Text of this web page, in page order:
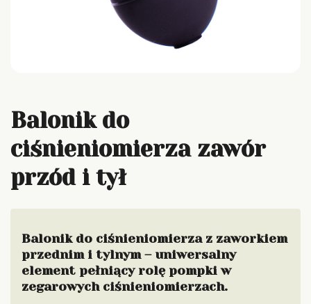
Balonik do
ciśnieniomierza zawór
przód i tył
Balonik do ciśnieniomierza z zaworkiem
przednim i tylnym – uniwersalny
element pełniący rolę pompki w
zegarowych ciśnieniomierzach.